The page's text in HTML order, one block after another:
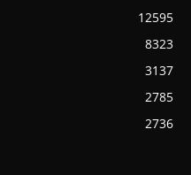
12595
8323
3137
2785
2736